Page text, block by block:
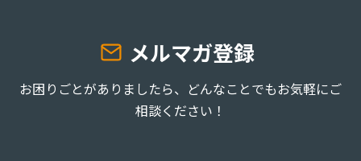
メルマガ登録
お困りごとがありましたら、どんなことでもお気軽にご
相談ください！